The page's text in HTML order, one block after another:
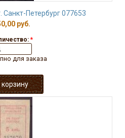
Санкт-Петербург 077653
руб.
*
для заказа